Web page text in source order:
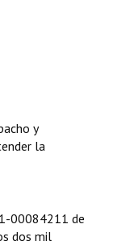
y
la
00084211 de
dos mil